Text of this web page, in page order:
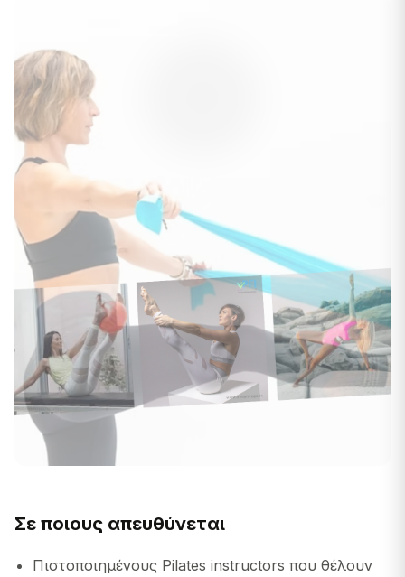
Σε ποιους απευθύνεται
Πιστοποιημένους Pilates instructors που θέλουν